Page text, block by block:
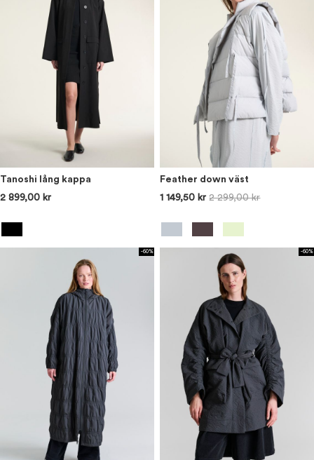
Tanoshi lång kappa
2 899,00 kr
Feather down väst
1 149,50 kr 2 299,00 kr
-60% -60%